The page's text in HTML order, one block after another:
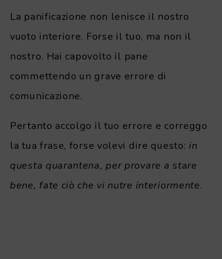
La panificazione non lenisce il nostro
vuoto interiore. Forse il tuo, ma non il
nostro. Hai capovolto il pane
commettendo un grave errore di
comunicazione.
Pertanto accolgo il tuo errore e correggo
la tua frase, forse volevi dire questo: in
questa quarantena, per provare a stare
bene, fate ciò che vi nutre interiormente.